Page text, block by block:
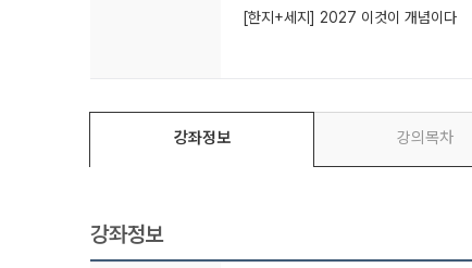
[한지+세지] 2027 이것이 개념이다
강좌정보 강의목차
강좌정보